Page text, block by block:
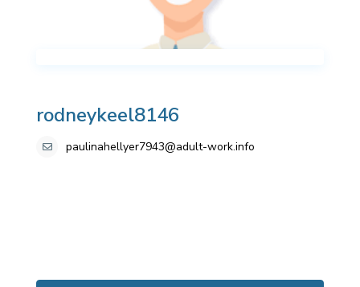
rodneykeel8146
paulinahellyer7943@adult-work.info